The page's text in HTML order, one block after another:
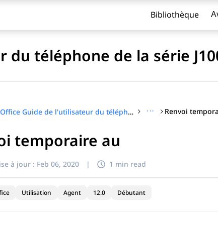
Bibliothèque
téléphone de la série
IP Office Guide de l'utilisateur du téléphone de la série J100 ··· Renvoi
temporaire au
à jour : Feb 06, 2020 | 1 min read
Utilisation Agent 12.0 Débutant